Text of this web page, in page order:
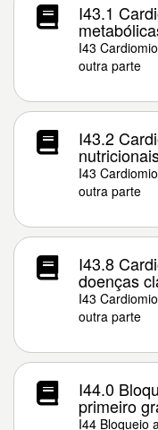
I43.1
I43
outra parte
I43.2
I43
outra parte
I43.8
doenças
I43
outra parte
I44.0
primeiro
I44 Bloqueio